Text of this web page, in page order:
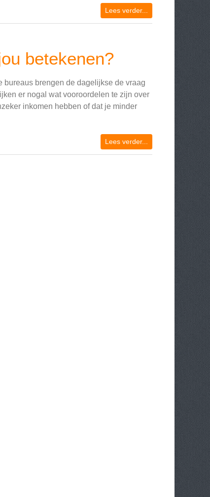
Lees verder...
betekenen?
brengen de dagelijkse de vraag
er nogal wat vooroordelen te zijn over
inkomen hebben of dat je minder
Lees verder...